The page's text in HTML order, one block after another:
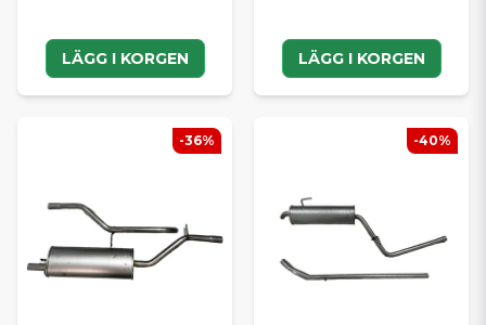
LÄGG I KORGEN LÄGG I KORGEN
-36% -40%